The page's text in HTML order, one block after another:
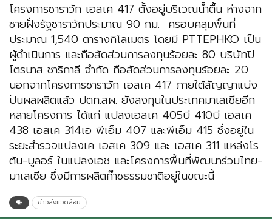
โครงการซาราวัก เอสเค 417 ตั้งอยู่บริเวณน้ำตื้น ห่างจาก
ชายฝั่งรัฐซาราวักประมาณ 90 กม. ครอบคลุมพื้นที่
ประมาณ 1,540 ตารางกิโลเมตร โดยมี PTTEPHKO เป็น
ผู้ดำเนินการ และถือสัดส่วนการลงทุนร้อยละ 80 บริษัทปิ
โตรนาส ชาริกาลี จำกัด ถือสัดส่วนการลงทุนร้อยละ 20
นอกจากโครงการซาราวัก เอสเค 417 ภายใต้สัญญาแบ่ง
ปันผลผลิตแล้ว ปตท.สผ. ยังลงทุนในประเทศมาเลเซียอีก
หลายโครงการ ได้แก่ แปลงเอสเค 405บี 410บี เอสเค
438 เอสเค 314เอ พีเอ็ม 407 และพีเอ็ม 415 ซึ่งอยู่ใน
ระยะสำรวจแปลงเค เอสเค 309 และ เอสเค 311 แหล่งโร
ตัน-บูลอร์ ในแปลงเอช และโครงการพื้นที่พัฒนาร่วมไทย-
มาเลเซีย ซึ่งมีการผลิตก๊าซธรรมชาติอยู่ในขณะนี้
ข่าวสิ่งแวดล้อม